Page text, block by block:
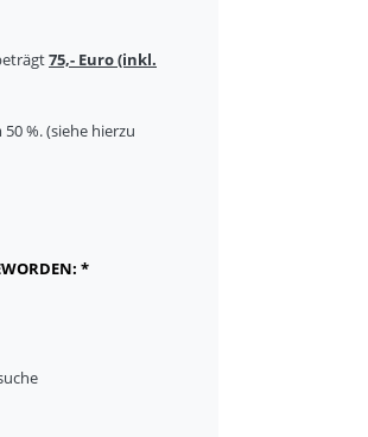
75,- Euro (inkl.
%. (siehe hierzu
*